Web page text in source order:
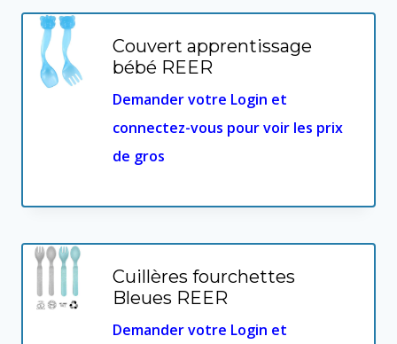
croissant
Couvert apprentissage
bébé REER
Demander votre Login et
connectez-vous pour voir les prix
de gros
Cuillères fourchettes
Bleues REER
Demander votre Login et